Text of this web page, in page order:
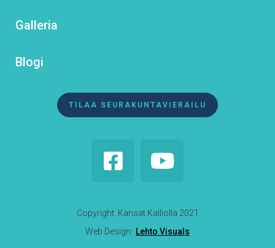
Galleria
Blogi
TILAA SEURAKUNTAVIERAILU
 
Copyright: Kansat Kalliolla 2021
Web Design: Lehto Visuals